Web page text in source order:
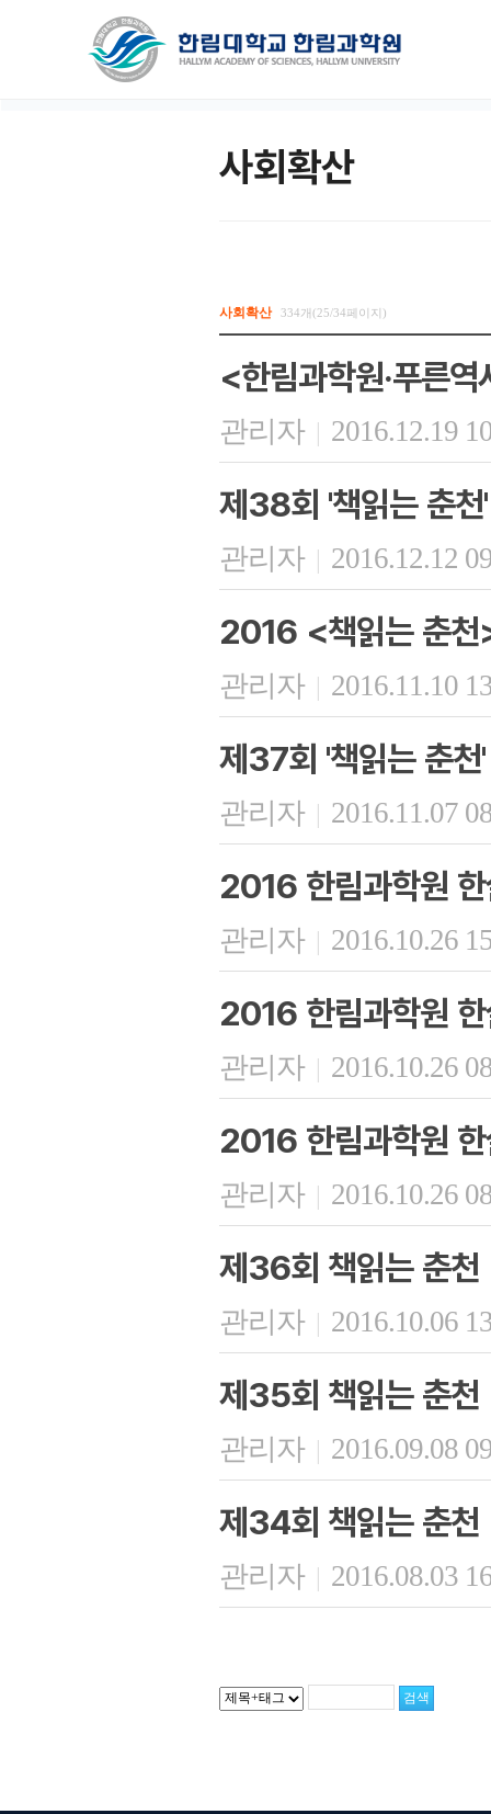
사회확산
사회확산 334개(25/34페이지)
<한림과학원·푸른
관리자 | 2016.12.19
제38회 '책읽는 춘천'
관리자 | 2016.12.12
2016 <책읽는 춘천
관리자 | 2016.11.10
제37회 '책읽는 춘천'
관리자 | 2016.11.07
2016 한림과학원
관리자 | 2016.10.26
2016 한림과학원
관리자 | 2016.10.26
2016 한림과학원
관리자 | 2016.10.26
제36회 책읽는 춘천
관리자 | 2016.10.06
제35회 책읽는 춘천
관리자 | 2016.09.08
제34회 책읽는 춘천
관리자 | 2016.08.03